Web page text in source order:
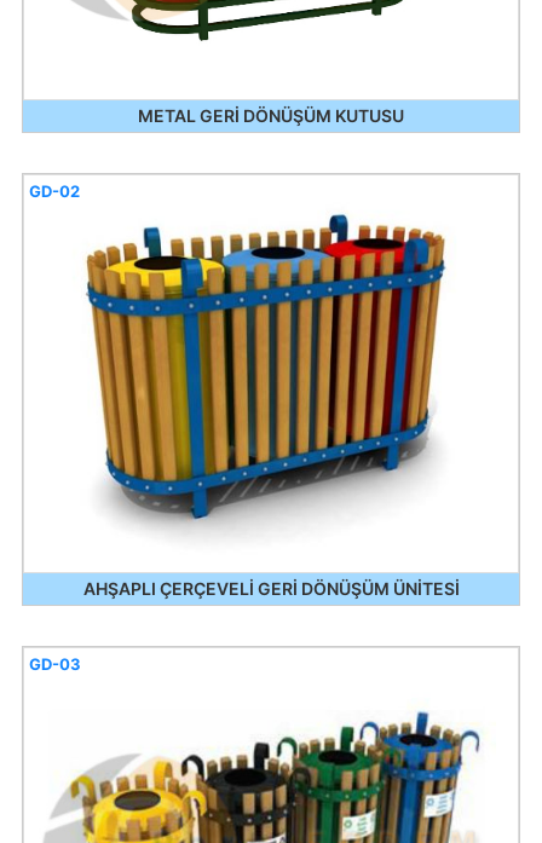
METAL GERİ DÖNÜŞÜM KUTUSU
AHŞAPLI ÇERÇEVELİ GERİ DÖNÜŞÜM ÜNİTESİ
GD-02
GD-03